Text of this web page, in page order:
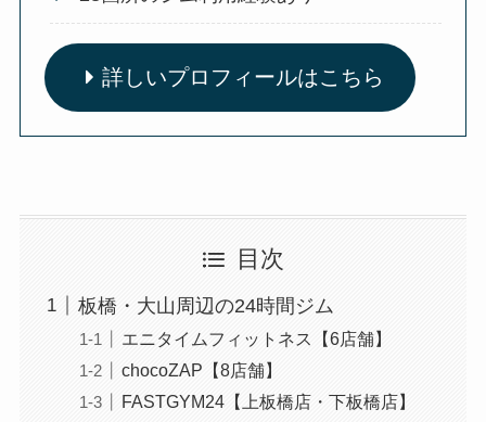
詳しいプロフィールはこちら
目次
板橋・大山周辺の24時間ジム
エニタイムフィットネス【6店舗】
chocoZAP【8店舗】
FASTGYM24【上板橋店・下板橋店】